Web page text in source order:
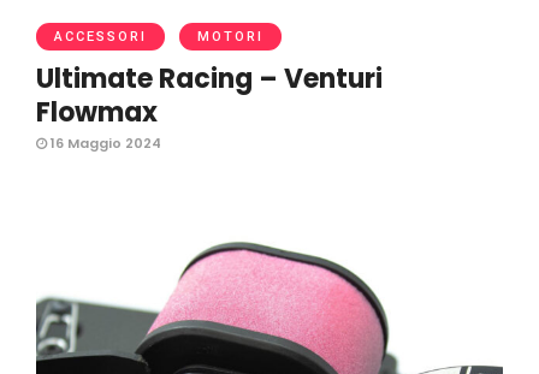
ACCESSORI MOTORI
Ultimate Racing – Venturi
Flowmax
16 Maggio 2024